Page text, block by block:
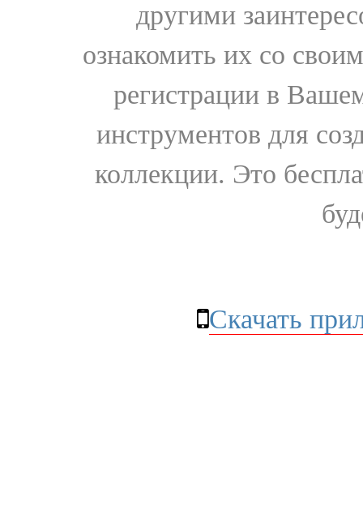
другими
ознакомить их со
регистрации в
инструментов для
коллекции. Это
Скачать